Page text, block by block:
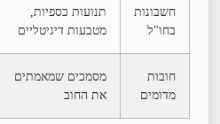
חשבונות
בחו"ל
תנועות כספיות,
מטבעות דיגיטליים
חובות
מדומים
מסמכים שמאמתים
את החוב